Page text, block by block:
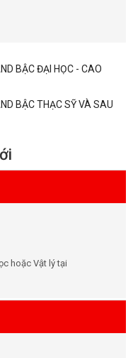
BẬC ĐẠI HỌC - CAO
BẬC THẠC SỸ VÀ SAU